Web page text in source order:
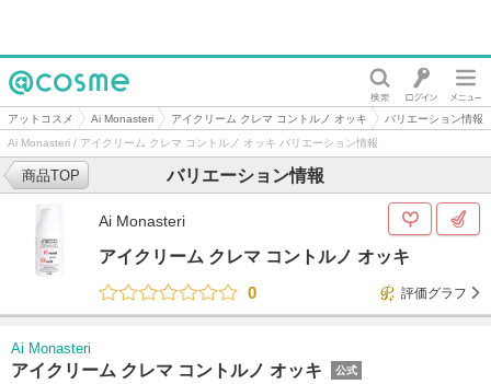
@cosme
アットコスメ Ai Monasteri アイクリーム クレマ コントルノ オッキ
バリエーション情報
Ai Monasteri / アイクリーム クレマ コントルノ オッキ バリエーション情報
バリエーション情報
商品TOP
Ai Monasteri
アイクリーム クレマ コントルノ オッキ
0
評価グラフ
Ai Monasteri
アイクリーム クレマ コントルノ オッキ 公式